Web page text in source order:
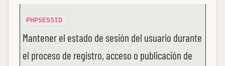
PHPSESSID
Mantener el estado de sesión del usuario durante
el proceso de registro, acceso o publicación de